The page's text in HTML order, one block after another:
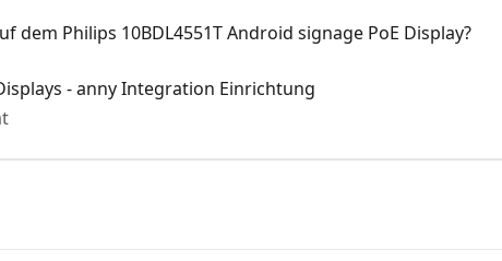
dem Philips 10BDL4551T Android signage PoE Display?
- anny Integration Einrichtung